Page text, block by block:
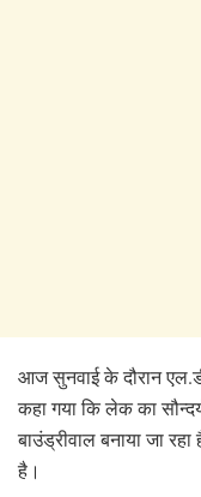
आज सुनवाई के दौरान
कहा गया कि लेक का
बाउंड्रीवाल बनाया जा
है।